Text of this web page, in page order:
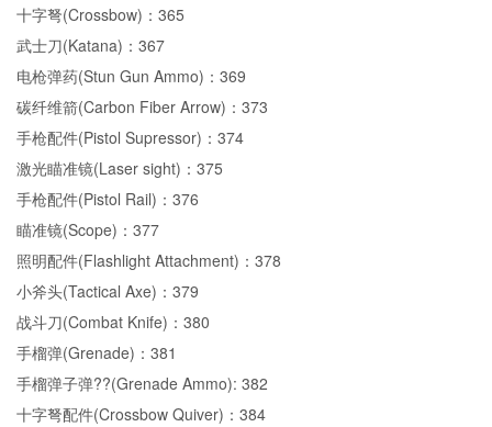
十字弩(Crossbow)：365
武士刀(Katana)：367
电枪弹药(Stun Gun Ammo)：369
碳纤维箭(Carbon Fiber Arrow)：373
手枪配件(Pistol Supressor)：374
激光瞄准镜(Laser sight)：375
手枪配件(Pistol Rail)：376
瞄准镜(Scope)：377
照明配件(Flashlight Attachment)：378
小斧头(Tactical Axe)：379
战斗刀(Combat Knife)：380
手榴弹(Grenade)：381
手榴弹子弹??(Grenade Ammo): 382
十字弩配件(Crossbow Quiver)：384